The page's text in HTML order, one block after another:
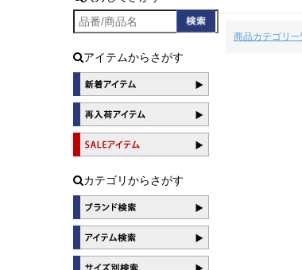
アイテムからさがす
カテゴリからさがす
商品カテゴリ一